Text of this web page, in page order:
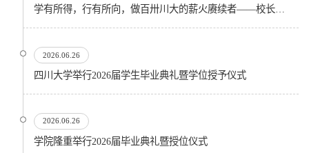
学有所得，行有所向，做百卅川大的薪火赓续者——校长汪劲松在四川大学2026届学生毕业典礼上的...
2026.06.26
四川大学举行2026届学生毕业典礼暨学位授予仪式
2026.06.26
​学院隆重举行2026届毕业典礼暨授位仪式